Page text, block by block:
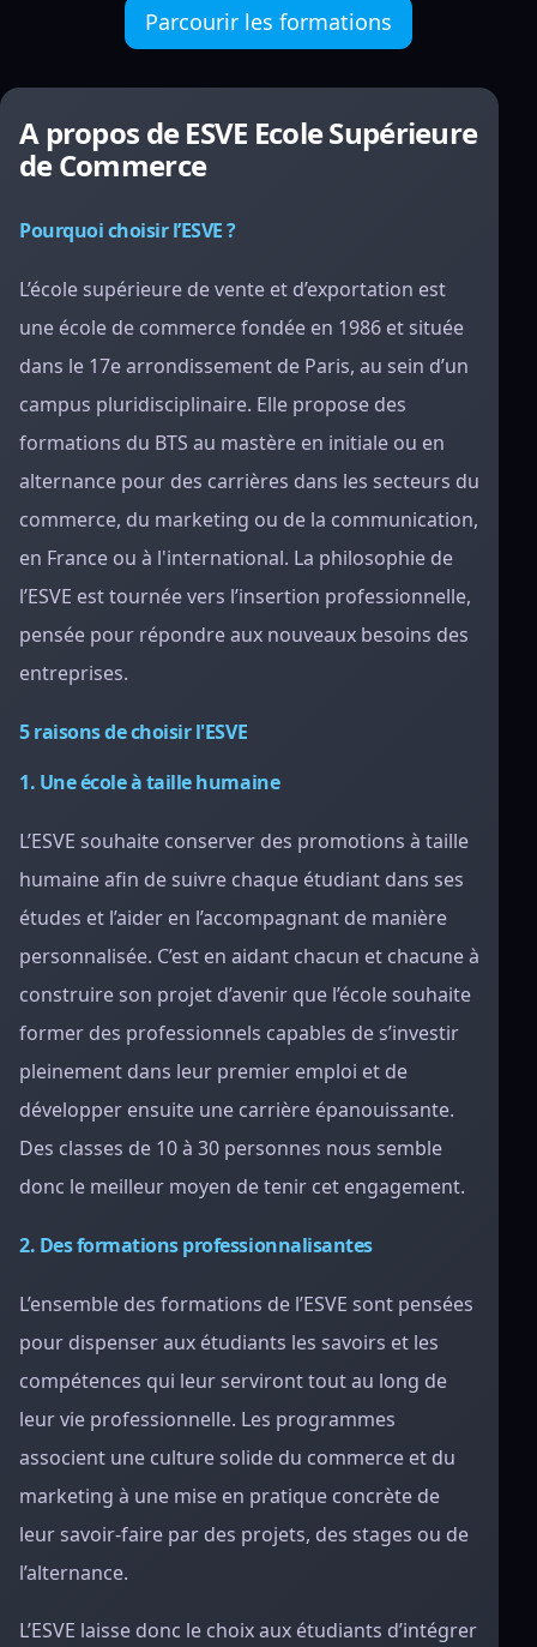
Parcourir les formations
A propos de ESVE Ecole Supérieure
de Commerce
Pourquoi choisir l’ESVE ?
L’école supérieure de vente et d’exportation est
une école de commerce fondée en 1986 et située
dans le 17e arrondissement de Paris, au sein d’un
campus pluridisciplinaire. Elle propose des
formations du BTS au mastère en initiale ou en
alternance pour des carrières dans les secteurs du
commerce, du marketing ou de la communication,
en France ou à l'international. La philosophie de
l’ESVE est tournée vers l’insertion professionnelle,
pensée pour répondre aux nouveaux besoins des
entreprises.
5 raisons de choisir l'ESVE
1. Une école à taille humaine
L’ESVE souhaite conserver des promotions à taille
humaine afin de suivre chaque étudiant dans ses
études et l’aider en l’accompagnant de manière
personnalisée. C’est en aidant chacun et chacune à
construire son projet d’avenir que l’école souhaite
former des professionnels capables de s’investir
pleinement dans leur premier emploi et de
développer ensuite une carrière épanouissante.
Des classes de 10 à 30 personnes nous semble
donc le meilleur moyen de tenir cet engagement.
2. Des formations professionnalisantes
L’ensemble des formations de l’ESVE sont pensées
pour dispenser aux étudiants les savoirs et les
compétences qui leur serviront tout au long de
leur vie professionnelle. Les programmes
associent une culture solide du commerce et du
marketing à une mise en pratique concrète de
leur savoir-faire par des projets, des stages ou de
l’alternance.
L’ESVE laisse donc le choix aux étudiants d’intégrer